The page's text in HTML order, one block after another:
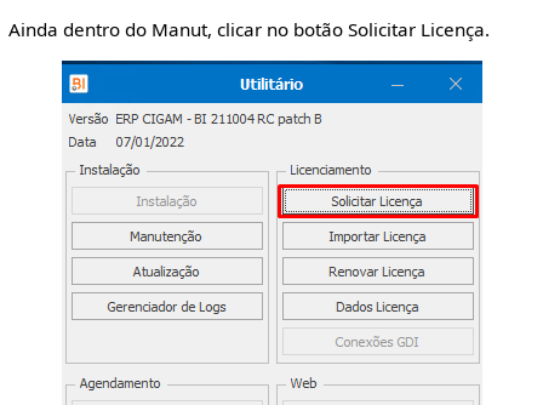
Ainda dentro do Manut, clicar no botão Solicitar Licença.